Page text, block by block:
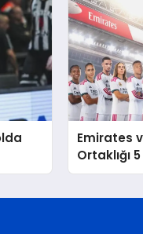
Emirates
Ortaklığı